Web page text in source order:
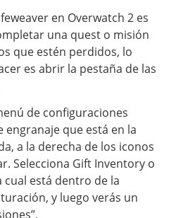
en Overwatch 2 es
una quest o misión
que estén perdidos, lo
es abrir la pestaña de las
de configuraciones
que está en la
a la derecha de los iconos
Selecciona Gift Inventory o
cual está dentro de la
y luego verás un